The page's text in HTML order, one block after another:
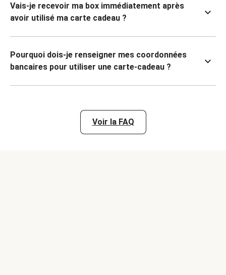
Vais-je recevoir ma box immédiatement après
avoir utilisé ma carte cadeau ?
Pourquoi dois-je renseigner mes coordonnées
bancaires pour utiliser une carte-cadeau ?
Voir la FAQ